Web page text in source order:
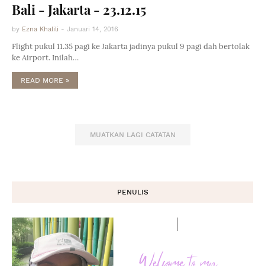
Bali - Jakarta - 23.12.15
by Ezna Khalili - Januari 14, 2016
Flight pukul 11.35 pagi ke Jakarta jadinya pukul 9 pagi dah bertolak
ke Airport. Inilah…
READ MORE »
MUATKAN LAGI CATATAN
PENULIS